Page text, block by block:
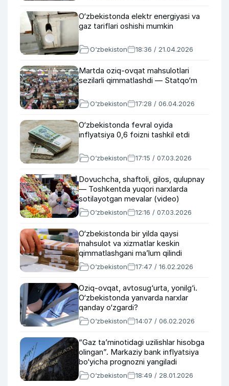
O‘zbekistonda elektr energiyasi va
gaz tariflari oshishi mumkin
O‘zbekiston 18:36 / 21.04.2026
Martda oziq-ovqat mahsulotlari
sezilarli qimmatlashdi — Statqo‘m
O‘zbekiston 17:28 / 06.04.2026
O‘zbekistonda fevral oyida
inflyatsiya 0,6 foizni tashkil etdi
O‘zbekiston 17:15 / 07.03.2026
Dovuchcha, shaftoli, gilos, qulupnay
— Toshkentda yuqori narxlarda
sotilayotgan mevalar (video)
O‘zbekiston 12:16 / 07.03.2026
O‘zbekistonda bir yilda qaysi
mahsulot va xizmatlar keskin
qimmatlashgani maʼlum qilindi
O‘zbekiston 17:47 / 16.02.2026
Oziq-ovqat, avtosug‘urta, yonilg‘i.
O‘zbekistonda yanvarda narxlar
qanday o‘zgardi?
O‘zbekiston 14:07 / 06.02.2026
“Gaz taʼminotidagi uzilishlar hisobga
olingan”. Markaziy bank inflyatsiya
bo‘yicha prognozni yangiladi
O‘zbekiston 18:49 / 28.01.2026